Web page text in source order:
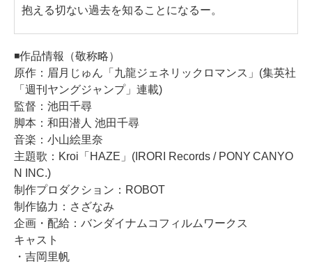
抱える切ない過去を知ることになるー。
◾作品情報（敬称略）
原作：眉月じゅん「九龍ジェネリックロマンス」(集英社
「週刊ヤングジャンプ」連載)
監督：池田千尋
脚本：和田潜人 池田千尋
音楽：小山絵里奈
主題歌：Kroi「HAZE」(IRORI Records / PONY CANYO
N INC.)
制作プロダクション：ROBOT
制作協力：さざなみ
企画・配給：バンダイナムコフィルムワークス
キャスト
・吉岡里帆